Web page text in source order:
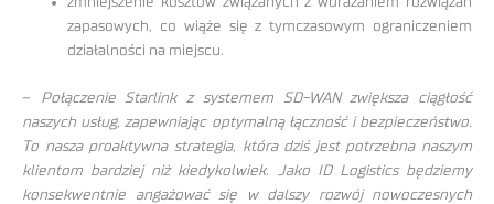
zapasowych, co wiąże się z tymczasowym ograniczeniem
działalności na miejscu.
– Połączenie Starlink z systemem SD-WAN zwiększa ciągłość
naszych usług, zapewniając optymalną łączność i bezpieczeństwo.
To nasza proaktywna strategia, która dziś jest potrzebna naszym
klientom bardziej niż kiedykolwiek. Jako ID Logistics będziemy
konsekwentnie angażować się w dalszy rozwój nowoczesnych